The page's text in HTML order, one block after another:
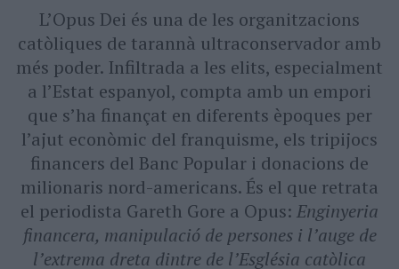
L’Opus Dei és una de les organitzacions
catòliques de tarannà ultraconservador amb
més poder. Infiltrada a les elits, especialment
a l’Estat espanyol, compta amb un empori
que s’ha finançat en diferents èpoques per
l’ajut econòmic del franquisme, els tripijocs
financers del Banc Popular i donacions de
milionaris nord-americans. És el que retrata
el periodista Gareth Gore a Opus: Enginyeria
financera, manipulació de persones i l’auge de
l’extrema dreta dintre de l’Església catòlica